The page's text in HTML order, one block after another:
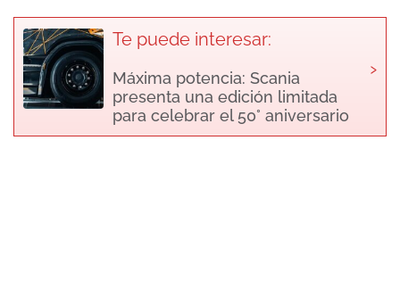
Te puede interesar:
Máxima potencia: Scania
presenta una edición limitada
para celebrar el 50° aniversario
›